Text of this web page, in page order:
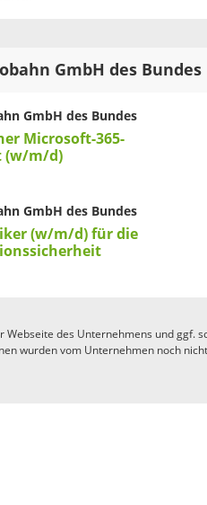
GmbH des Bundes
GmbH des Bundes
Microsoft-365-
(w/m/d)
GmbH des Bundes
(w/m/d) für die
des Unternehmens und ggf.
wurden vom Unternehmen noch